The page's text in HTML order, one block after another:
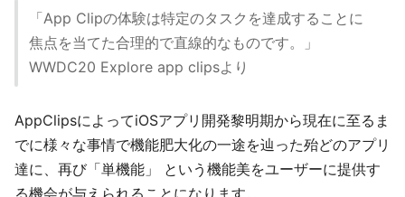
「App Clipの体験は特定のタスクを達成することに
焦点を当てた合理的で直線的なものです。」
WWDC20 Explore app clipsより
AppClipsによってiOSアプリ開発黎明期から現在に至るま
でに様々な事情で機能肥大化の一途を辿った殆どのアプリ
達に、再び「単機能」 という機能美をユーザーに提供す